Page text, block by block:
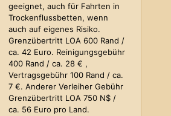
geeignet, auch für Fahrten in
Trockenflussbetten, wenn
auch auf eigenes Risiko.
Grenzübertritt LOA 600 Rand /
ca. 42 Euro. Reinigungsgebühr
400 Rand / ca. 28 € ,
Vertragsgebühr 100 Rand / ca.
7 €. Anderer Verleiher Gebühr
Grenzübertritt LOA 750 N$ /
ca. 56 Euro pro Land.